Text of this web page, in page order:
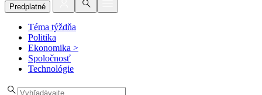
Predplatné
Téma týždňa
Politika
Ekonomika >
Spoločnosť
Technológie